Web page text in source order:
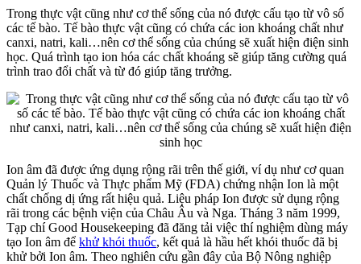
Trong thực vật cũng như cơ thể sống của nó được cấu tạo từ vô số
các tế bào. Tế bào thực vật cũng có chứa các ion khoáng chất như
canxi, natri, kali…nên cơ thể sống của chúng sẽ xuất hiện điện sinh
học. Quá trình tạo ion hóa các chất khoáng sẽ giúp tăng cường quá
trình trao đổi chất và từ đó giúp tăng trưởng.
Ion âm đã được ứng dụng rộng rãi trên thế giới, ví dụ như cơ quan
Quản lý Thuốc và Thực phẩm Mỹ (FDA) chứng nhận Ion là một
chất chống dị ứng rất hiệu quả. Liệu pháp Ion được sử dụng rộng
rãi trong các bệnh viện của Châu Âu và Nga. Tháng 3 năm 1999,
Tạp chí Good Housekeeping đã đăng tải việc thí nghiệm dùng máy
tạo Ion âm để khử khói thuốc, kết quả là hầu hết khói thuốc đã bị
khử bởi Ion âm. Theo nghiên cứu gần đây của Bộ Nông nghiệp